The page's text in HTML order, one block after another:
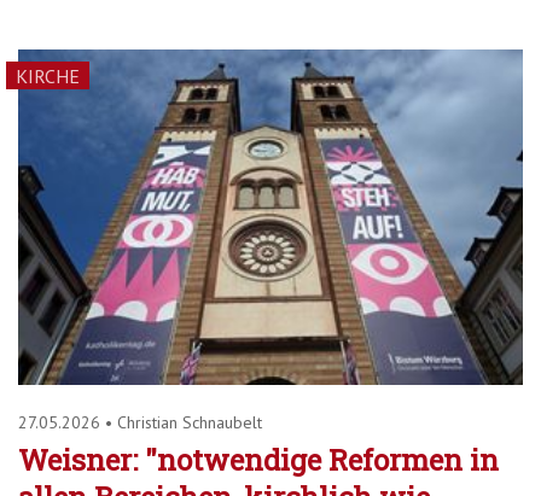
KIRCHE
27.05.2026 • Christian Schnaubelt
Weisner: "notwendige Reformen in